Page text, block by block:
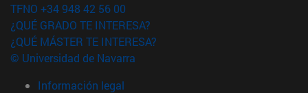
TFNO +34 948 42 56 00
¿QUÉ GRADO TE INTERESA?
¿QUÉ MÁSTER TE INTERESA?
© Universidad de Navarra
Información legal